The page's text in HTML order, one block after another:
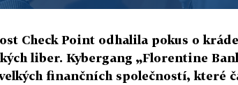
Check Point odhalila pokus o
liber. Kybergang „Florentine
finančních společností, které